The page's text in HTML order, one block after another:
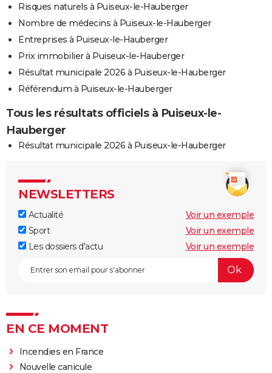
Risques naturels à Puiseux-le-Hauberger
Nombre de médecins à Puiseux-le-Hauberger
Entreprises à Puiseux-le-Hauberger
Prix immobilier à Puiseux-le-Hauberger
Résultat municipale 2026 à Puiseux-le-Hauberger
Référendum à Puiseux-le-Hauberger
Tous les résultats officiels à Puiseux-le-
Hauberger
Résultat municipale 2026 à Puiseux-le-Hauberger
NEWSLETTERS
Actualité
Voir un exemple
Sport
Voir un exemple
Les dossiers d'actu
Voir un exemple
EN CE MOMENT
Incendies en France
Nouvelle canicule